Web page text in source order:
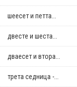
шеесет и петта...
двестe и шеста...
дваесет и втора...
трета седница -...